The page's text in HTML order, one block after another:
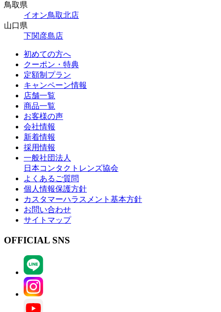
鳥取県
イオン鳥取北店
山口県
下関彦島店
初めての方へ
クーポン・特典
定額制プラン
キャンペーン情報
店舗一覧
商品一覧
お客様の声
会社情報
新着情報
採用情報
一般社団法人
日本コンタクトレンズ協会
よくあるご質問
個人情報保護方針
カスタマーハラスメント基本方針
お問い合わせ
サイトマップ
OFFICIAL SNS